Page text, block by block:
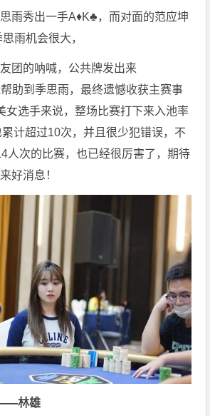
雨秀出一手A♦️K♣️，而对面的范应坤
雨机会很大，
团的呐喊，公共牌发出来
助到季思雨，最终遗憾收获主赛事
女选手来说，整场比赛打下来入池率
计超过10次，并且很少犯错误，不
人次的比赛，也已经很厉害了，期待
好消息！
林雄